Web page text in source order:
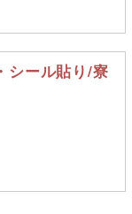
シール貼り/寮